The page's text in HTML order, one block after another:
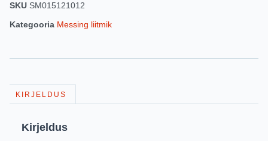
SKU SM015121012
Kategooria Messing liitmik
KIRJELDUS
Kirjeldus